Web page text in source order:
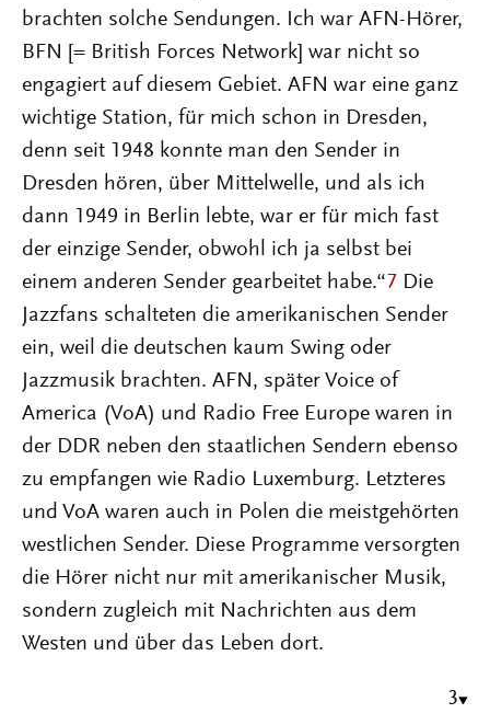
brachten solche Sendungen. Ich war AFN-Hörer,
BFN [= British Forces Network] war nicht so
engagiert auf diesem Gebiet. AFN war eine ganz
wichtige Station, für mich schon in Dresden,
denn seit 1948 konnte man den Sender in
Dresden hören, über Mittelwelle, und als ich
dann 1949 in Berlin lebte, war er für mich fast
der einzige Sender, obwohl ich ja selbst bei
einem anderen Sender gearbeitet habe.“7 Die
Jazzfans schalteten die amerikanischen Sender
ein, weil die deutschen kaum Swing oder
Jazzmusik brachten. AFN, später Voice of
America (VoA) und Radio Free Europe waren in
der DDR neben den staatlichen Sendern ebenso
zu empfangen wie Radio Luxemburg. Letzteres
und VoA waren auch in Polen die meistgehörten
westlichen Sender. Diese Programme versorgten
die Hörer nicht nur mit amerikanischer Musik,
sondern zugleich mit Nachrichten aus dem
Westen und über das Leben dort.
3